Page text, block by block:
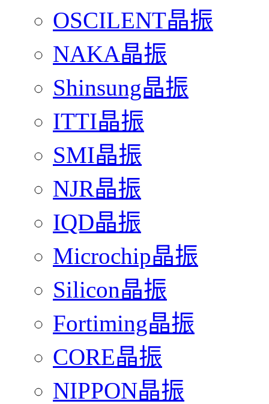
OSCILENT晶振
NAKA晶振
Shinsung晶振
ITTI晶振
SMI晶振
NJR晶振
IQD晶振
Microchip晶振
Silicon晶振
Fortiming晶振
CORE晶振
NIPPON晶振